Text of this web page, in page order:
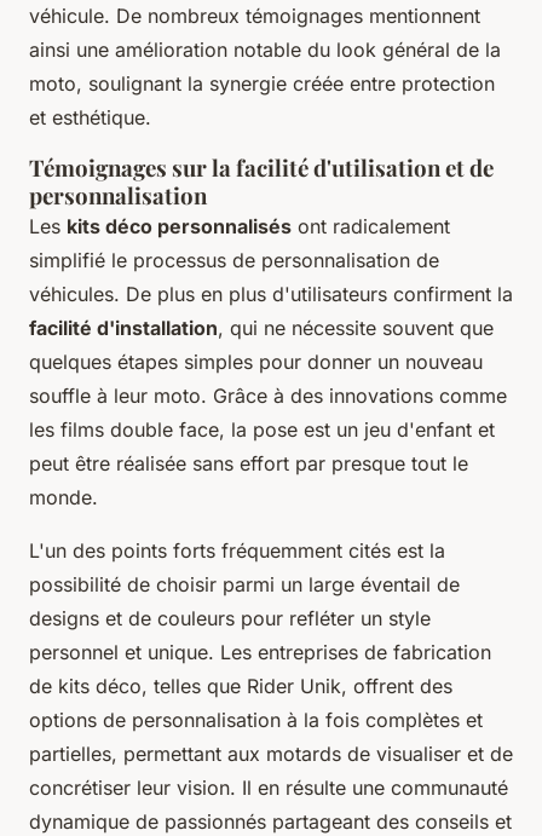
véhicule. De nombreux témoignages mentionnent
ainsi une amélioration notable du look général de la
moto, soulignant la synergie créée entre protection
et esthétique.
Témoignages sur la facilité d'utilisation et de
personnalisation
Les kits déco personnalisés ont radicalement
simplifié le processus de personnalisation de
véhicules. De plus en plus d'utilisateurs confirment la
facilité d'installation, qui ne nécessite souvent que
quelques étapes simples pour donner un nouveau
souffle à leur moto. Grâce à des innovations comme
les films double face, la pose est un jeu d'enfant et
peut être réalisée sans effort par presque tout le
monde.
L'un des points forts fréquemment cités est la
possibilité de choisir parmi un large éventail de
designs et de couleurs pour refléter un style
personnel et unique. Les entreprises de fabrication
de kits déco, telles que Rider Unik, offrent des
options de personnalisation à la fois complètes et
partielles, permettant aux motards de visualiser et de
concrétiser leur vision. Il en résulte une communauté
dynamique de passionnés partageant des conseils et